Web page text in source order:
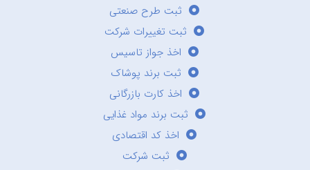
ثبت طرح صنعتی
ثبت تغییرات شرکت
اخذ جواز تاسیس
ثبت برند پوشاک
اخذ کارت بازرگانی
ثبت برند مواد غذایی
اخذ کد اقتصادی
ثبت شرکت